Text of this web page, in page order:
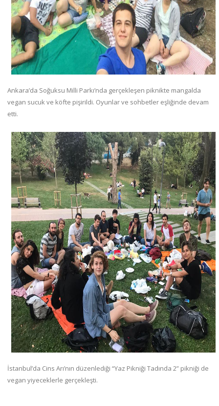
Ankara’da Soğuksu Milli Parkı’nda gerçekleşen piknikte mangalda
vegan sucuk ve köfte pişirildi. Oyunlar ve sohbetler eşliğinde devam
etti.
İstanbul’da Cins Arı’nın düzenlediği “Yaz Pikniği Tadında 2” pikniği de
vegan yiyeceklerle gerçekleşti.